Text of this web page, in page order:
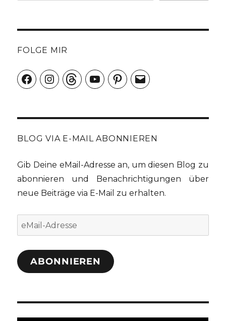
FOLGE MIR
FacebookInstagramThreadsYouTubePinterest
E-
Mail
BLOG VIA E-MAIL ABONNIEREN
Gib Deine eMail-Adresse an, um diesen Blog zu
abonnieren und Benachrichtigungen über
neue Beiträge via E-Mail zu erhalten.
eMail-
Adresse
ABONNIEREN